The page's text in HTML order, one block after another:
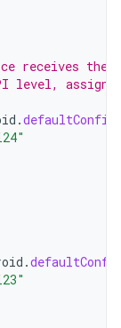
receives the
level, assign
.defaultConfig
.